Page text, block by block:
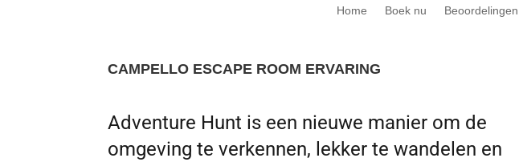
Home Boek nu Beoordelingen
CAMPELLO ESCAPE ROOM ERVARING
Adventure Hunt is een nieuwe manier om de
omgeving te verkennen, lekker te wandelen en